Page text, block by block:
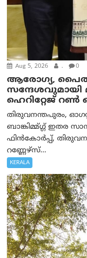
Aug 5, 2026 . 0
ആരോഗ്യ,
സന്ദേശവുമായി
ഹെറിറ്റേജ് റൺ
തിരുവനന്തപുരം,
ബാങ്കിമ്മ്ഗ്ഗ് ഇതര
ഫിൻകോർപ്പ്,
റണ്ണേഴ്‌സ്...
KERALA